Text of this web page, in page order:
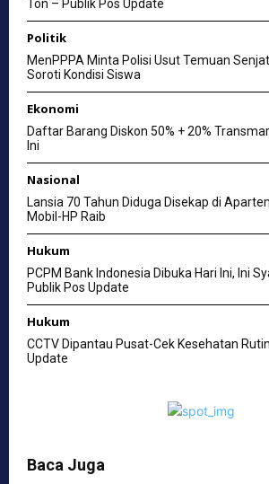
Ton – Publik Pos Update
Politik
MenPPPA Minta Polisi Usut Temuan
Soroti Kondisi Siswa
Ekonomi
Daftar Barang Diskon 50% + 20%
Ini
Nasional
Lansia 70 Tahun Diduga Disekap di
Mobil-HP Raib
Hukum
PCPM Bank Indonesia Dibuka Hari Ini, Ini
Publik Pos Update
Hukum
CCTV Dipantau Pusat-Cek Kesehatan
Update
Baca Juga